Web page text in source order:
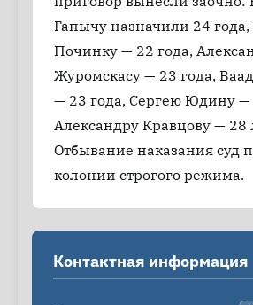
Гапычу назначили 24
Починку — 22 года,
Журомскасу — 23 года,
— 23 года, Сергею Юдину —
Александру Кравцову — 28
Отбывание наказания суд
колонии строгого режима.
Контактная информация